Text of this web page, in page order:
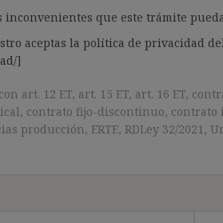
inconvenientes que este trámite
aceptas la política de privacidad
]
art. 12 ET, art. 15 ET, art. 16 ET,
, contrato fijo-discontinuo, contrato
producción, ERTE, RDLey 32/2021 ,